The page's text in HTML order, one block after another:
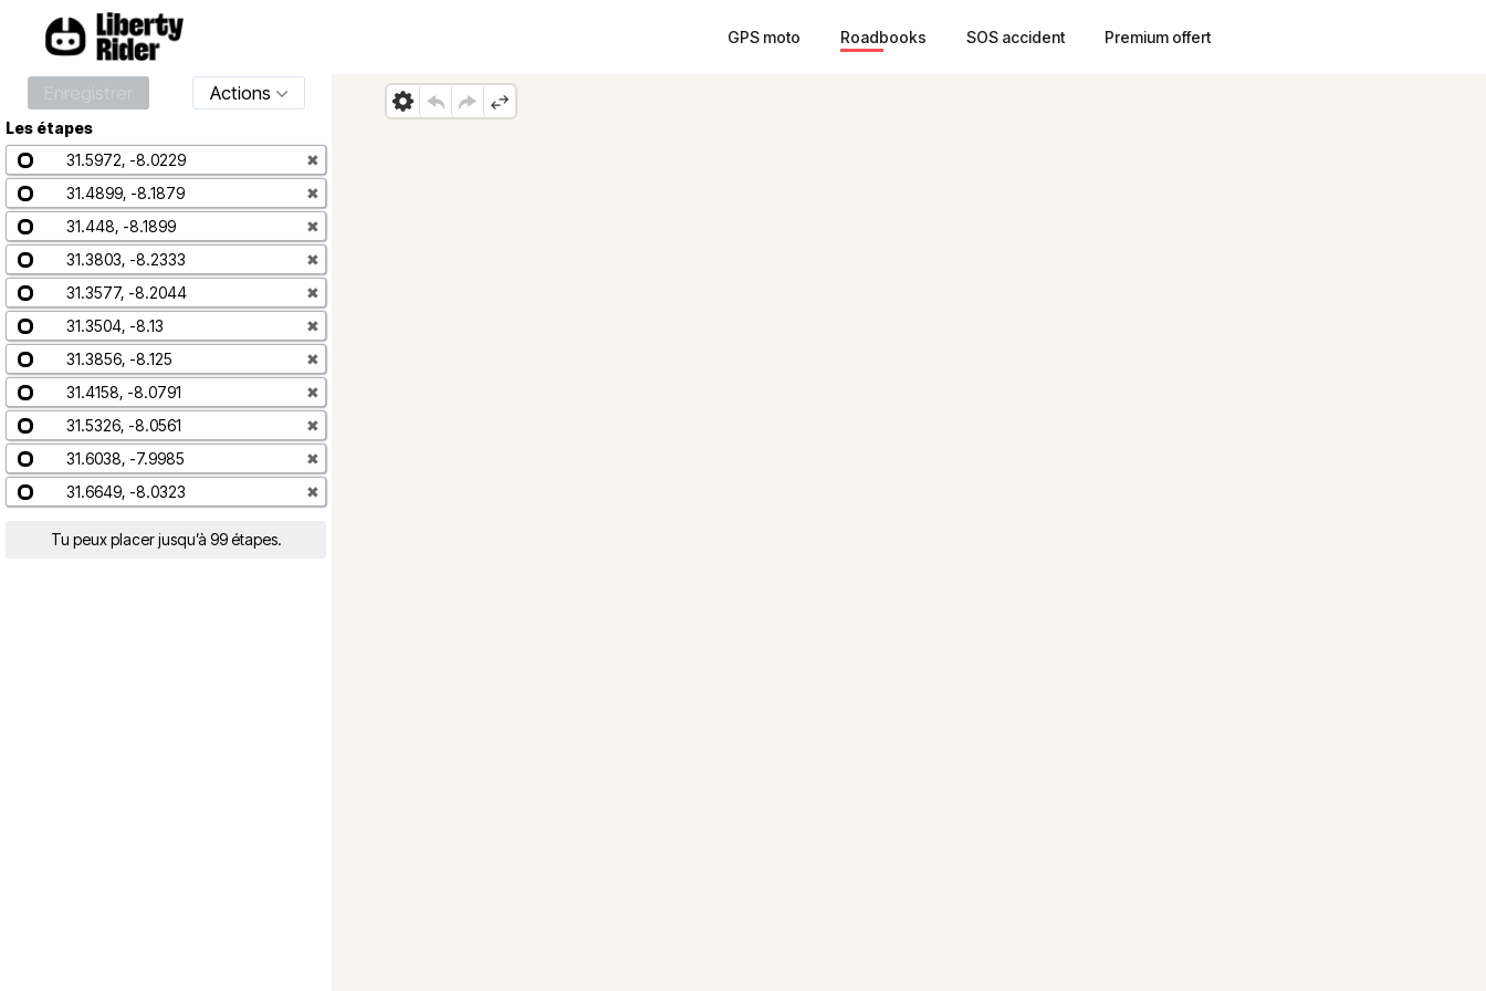
GPS moto Roadbooks SOS accident Premium offert
Actions
Les étapes
31.5972, -8.0229
✖
31.4899, -8.1879
✖
31.448, -8.1899
✖
31.3803, -8.2333
✖
31.3577, -8.2044
✖
31.3504, -8.13
✖
31.3856, -8.125
✖
31.4158, -8.0791
✖
31.5326, -8.0561
✖
31.6038, -7.9985
✖
31.6649, -8.0323
✖
Tu peux placer jusqu’à 99 étapes.